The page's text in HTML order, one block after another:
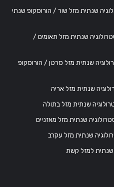
אסטרולוגיה שנתית מזל שור / הורוסקופ שנתי
אסטרולוגיה שנתית מזל תאומים /
אסטרולוגיה שנתית מזל סרטן / הורוסקופ